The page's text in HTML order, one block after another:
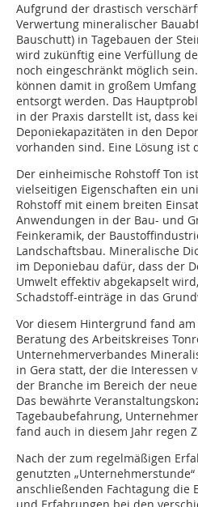
Aufgrund der drastisch
Verwertung mineralischer
Bauschutt) in Tagebauen der
wird zukünftig eine Verfüllung
noch eingeschränkt möglich
können damit in großem
entsorgt werden. Das
in der Praxis darstellt ist, dass
Deponiekapazitäten in den
vorhanden sind. Eine Lösung ist
Der einheimische Rohstoff Ton
vielseitigen Eigenschaften ein
Rohstoff mit einem breiten
Anwendungen in der Bau- und
Feinkeramik, der
Landschaftsbau. Mineralische
im Deponiebau dafür, dass der
Umwelt effektiv abgekapselt
Schadstoff-einträge in das
Vor diesem Hintergrund fand
Beratung des Arbeitskreises
Unternehmerverbandes
in Gera statt, der die Interessen
der Branche im Bereich der
Das bewährte
Tagebaubefahrung,
fand auch in diesem Jahr regen
Nach der zum regelmäßigen
genutzten
anschließenden Fachtagung die